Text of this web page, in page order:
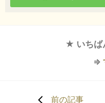
★ いちば
⇒
前の記事